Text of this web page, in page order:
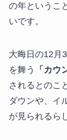
の年というこ
いです。
大晦日の12月
を舞う
「カウ
されるとのこ
ダウンや、イ
が見られるら